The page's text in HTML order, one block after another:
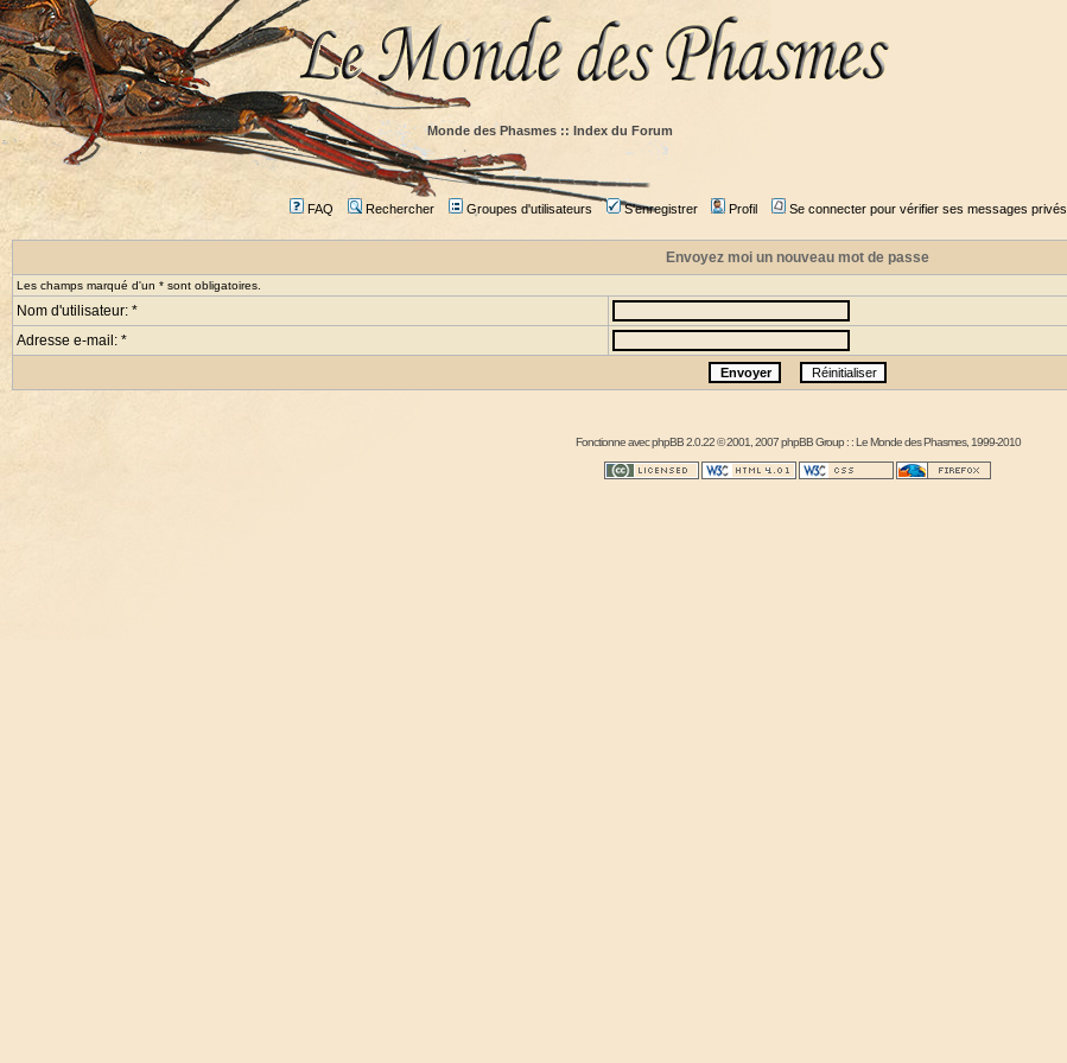
Monde des Phasmes :: Index du Forum
FAQ Rechercher Groupes d'utilisateurs S'enregistrer Profil Se connecter pour vérifier ses messages privés
Envoyez moi un nouveau mot de passe
Les champs marqué d'un * sont obligatoires.
Nom d'utilisateur: *
Adresse e-mail: *
Fonctionne avecphpBB2.0.22 © 2001, 2007 phpBB Group : :Le Monde des Phasmes, 1999-2010